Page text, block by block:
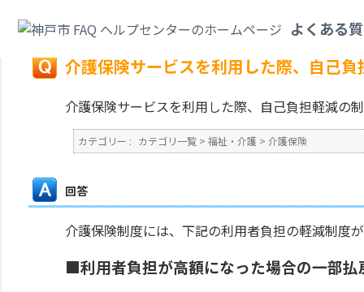
よくある
戻る
介護保険サービスを利用した際、自己
介護保険サービスを利用した際、自己負担軽減の
カテゴリー : カテゴリ一覧 > 福祉・介護 > 介護保険
回答
介護保険制度には、下記の利用者負担の軽減制度
■利用者負担が高額になった場合の一部